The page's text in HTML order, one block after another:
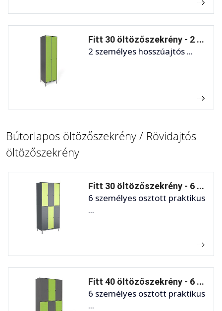
Fitt 30 öltözőszekrény - 2 ...
2 személyes hosszúajtós ...
Bútorlapos öltözőszekrény / Rövidajtós
öltözőszekrény
Fitt 30 öltözőszekrény - 6 ...
6 személyes osztott praktikus
...
Fitt 40 öltözőszekrény - 6 ...
6 személyes osztott praktikus
...